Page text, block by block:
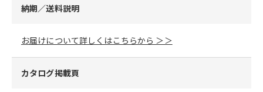
納期／送料説明
お届けについて詳しくはこちらから ＞＞
カタログ掲載頁